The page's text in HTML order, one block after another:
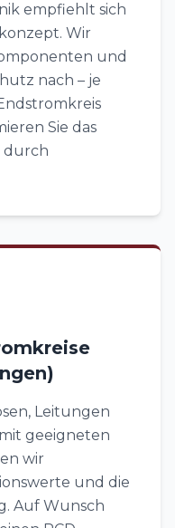
empfiehlt sich
Wir
und
nach – je
Sie das
durch
Leitungen
geeigneten
wir
und die
Auf Wunsch